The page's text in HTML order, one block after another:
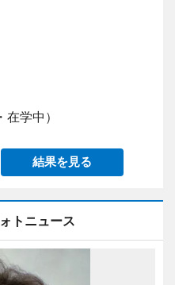
学中）
結果を見る
トニュース